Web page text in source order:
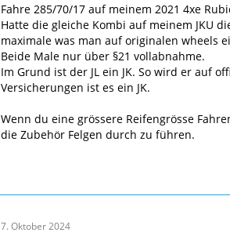
Fahre 285/70/17 auf meinem 2021 4xe
Hatte die gleiche Kombi auf meinem JKU
maximale was man auf originalen wheels
Beide Male nur über §21 vollabnahme.
Im Grund ist der JL ein JK. So wird er auf
Versicherungen ist es ein JK.
Wenn du eine grössere Reifengrösse
die Zubehör Felgen durch zu führen.
7. Oktober 2024